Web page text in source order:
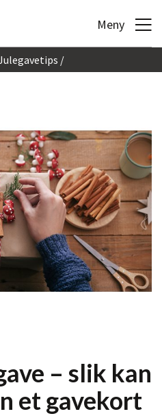
Meny
– slik kan
et gavekort